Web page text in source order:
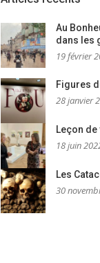
Au
dans les
19 février
Figures
28 janvier
Leçon
18 juin
Les
30